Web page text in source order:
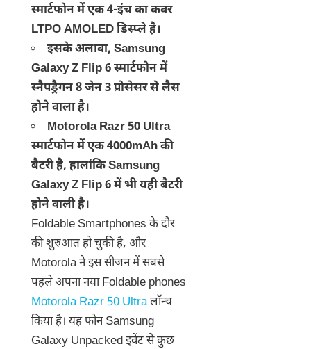
स्मार्टफोन में एक 4-इंच का कवर
LTPO AMOLED डिस्प्ले है।
इसके अलावा, Samsung
Galaxy Z Flip 6 स्मार्टफोन में
स्नैपड्रैगन 8 जेन 3 प्रोसेसर से लैस
होने वाला है।
Motorola Razr 50 Ultra
स्मार्टफोन में एक 4000mAh की
बैटरी है, हालांकि Samsung
Galaxy Z Flip 6 में भी यही बैटरी
होने वाली है।
Foldable Smartphones के दौर
की शुरुआत हो चुकी है, और
Motorola ने इस सीजन में सबसे
पहले अपना नया Foldable phones
Motorola Razr 50 Ultraलॉन्च
किया है। यह फोन Samsung
Galaxy Unpacked इवेंट से कुछ